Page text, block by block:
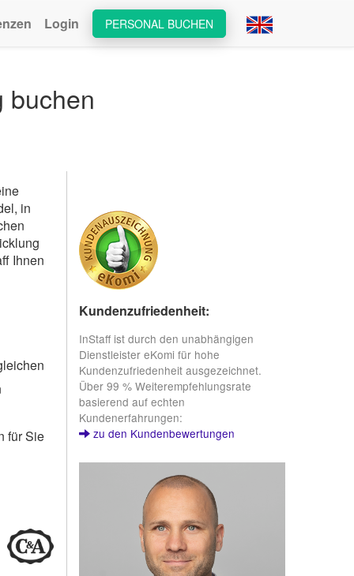
PERSONAL BUCHEN
Login
buchen
in
Ihnen
für Sie
Kundenzufriedenheit:
InStaff ist durch den unabhängigen
Dienstleister eKomi für hohe
Kundenzufriedenheit ausgezeichnet.
Über 99 % Weiterempfehlungsrate
basierend auf echten
Kundenerfahrungen:
zu den Kundenbewertungen